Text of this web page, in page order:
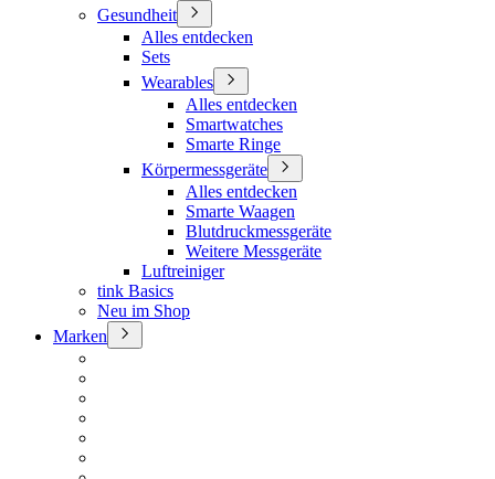
Gesundheit
Alles entdecken
Sets
Wearables
Alles entdecken
Smartwatches
Smarte Ringe
Körpermessgeräte
Alles entdecken
Smarte Waagen
Blutdruckmessgeräte
Weitere Messgeräte
Luftreiniger
tink Basics
Neu im Shop
Marken